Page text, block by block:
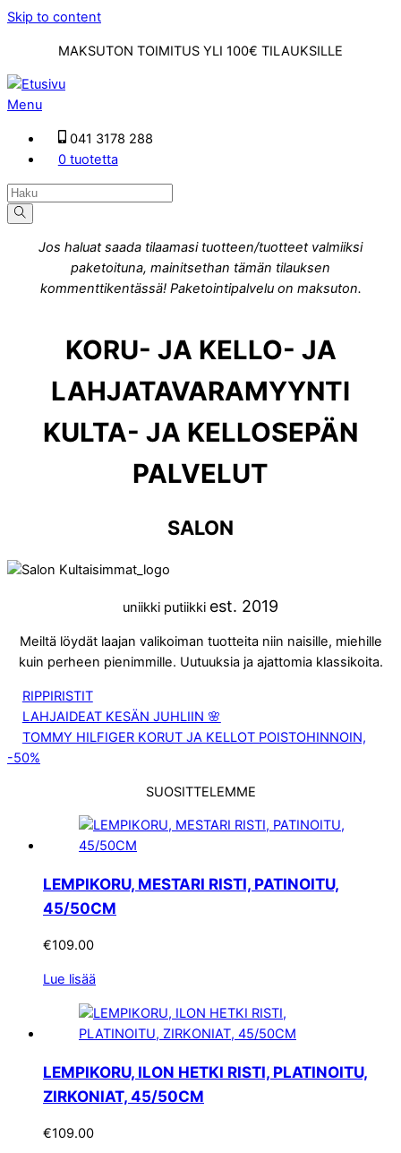
Skip to content
MAKSUTON TOIMITUS YLI 100€ TILAUKSILLE
Menu
041 3178 288
0 tuotetta
Jos haluat saada tilaamasi tuotteen/tuotteet valmiiksi
paketoituna, mainitsethan tämän tilauksen
kommenttikentässä! Paketointipalvelu on maksuton.
KORU- JA KELLO- JA
LAHJATAVARAMYYNTI
KULTA- JA KELLOSEPÄN
PALVELUT
SALON
uniikki putiikki est. 2019
Meiltä löydät laajan valikoiman tuotteita niin naisille, miehille
kuin perheen pienimmille. Uutuuksia ja ajattomia klassikoita.
RIPPIRISTIT
LAHJAIDEAT KESÄN JUHLIIN 🌸
TOMMY HILFIGER KORUT JA KELLOT POISTOHINNOIN,
-50%
SUOSITTELEMME
LEMPIKORU, MESTARI RISTI, PATINOITU,
45/50CM
€109.00
Lue lisää
LEMPIKORU, ILON HETKI RISTI, PLATINOITU,
ZIRKONIAT, 45/50CM
€109.00